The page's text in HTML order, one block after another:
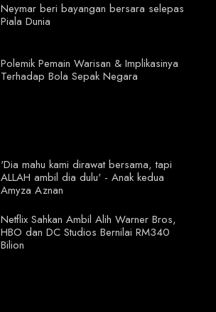
Neymar beri bayangan bersara selepas
Piala Dunia
Polemik Pemain Warisan & Implikasinya
Terhadap Bola Sepak Negara
'Dia mahu kami dirawat bersama, tapi
ALLAH ambil dia dulu' - Anak kedua
Amyza Aznan
Netflix Sahkan Ambil Alih Warner Bros,
HBO dan DC Studios Bernilai RM340
Bilion